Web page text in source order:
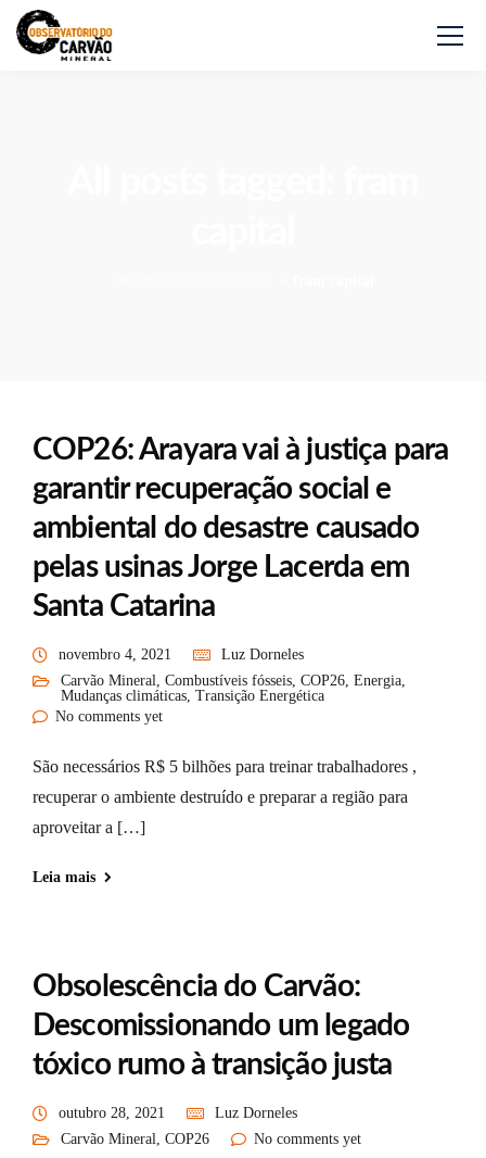
COP26: Arayara vai à justiça para
garantir recuperação social e
ambiental do desastre causado
pelas usinas Jorge Lacerda em
Santa Catarina
novembro 4, 2021
Luz Dorneles
Carvão Mineral, Combustíveis fósseis, COP26, Energia,
Mudanças climáticas, Transição Energética
No comments yet
São necessários R$ 5 bilhões para treinar trabalhadores ,
recuperar o ambiente destruído e preparar a região para
aproveitar a […]
Leia mais
Obsolescência do Carvão:
Descomissionando um legado
tóxico rumo à transição justa
outubro 28, 2021
Luz Dorneles
Carvão Mineral, COP26 No comments yet